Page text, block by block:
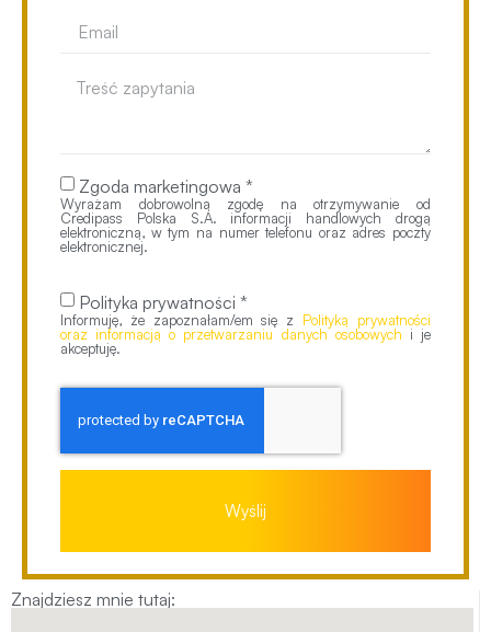
Znajdziesz mnie tutaj:
Zgoda marketingowa *
Wyrażam dobrowolną zgodę na otrzymywanie od
Credipass Polska S.A. informacji handlowych drogą
elektroniczną, w tym na numer telefonu oraz adres poczty
elektronicznej.
Polityka prywatności *
Informuję, że zapoznałam/em się z Polityką prywatności
oraz informacją o przetwarzaniu danych osobowych i je
akceptuję.
Wyślij